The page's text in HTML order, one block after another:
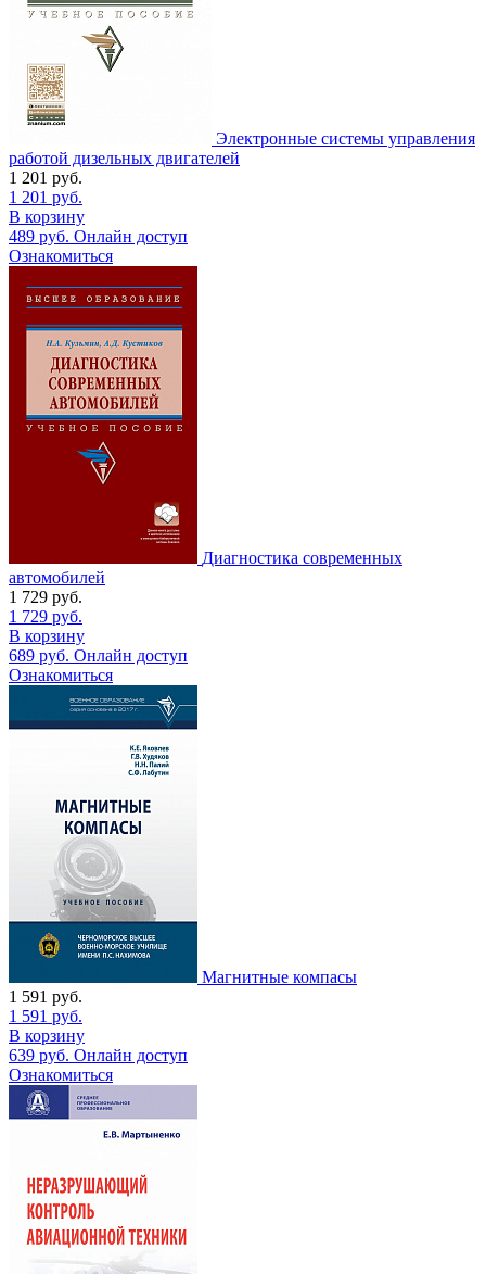
Электронные системы управления
работой дизельных двигателей
1 201 руб.
1 201 руб.
В корзину
489 руб. Онлайн доступ
Ознакомиться
Диагностика современных
автомобилей
1 729 руб.
1 729 руб.
В корзину
689 руб. Онлайн доступ
Ознакомиться
Магнитные компасы
1 591 руб.
1 591 руб.
В корзину
639 руб. Онлайн доступ
Ознакомиться